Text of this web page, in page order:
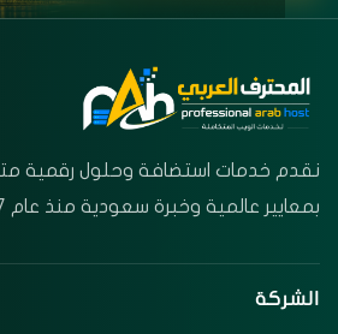
نقدم خدمات استضافة وحلول رقمية
بمعايير عالمية وخبرة سعودية منذ عام 2007.
الشركة